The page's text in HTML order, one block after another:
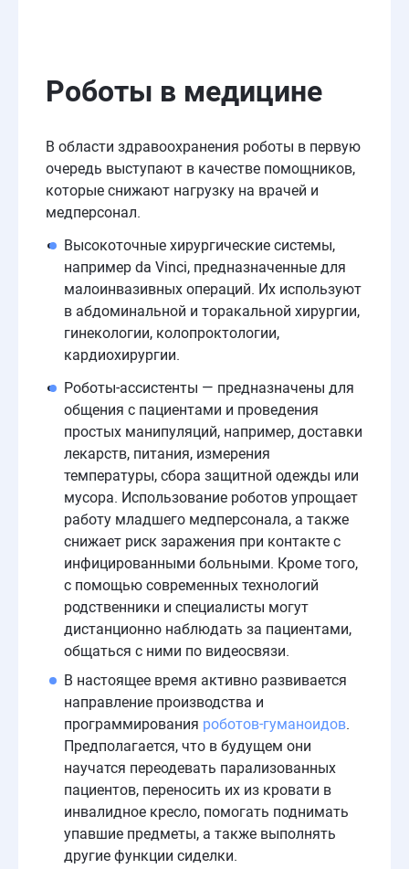
Роботы в медицине
В области здравоохранения роботы в первую
очередь выступают в качестве помощников,
которые снижают нагрузку на врачей и
медперсонал.
Высокоточные хирургические системы,
например da Vinci, предназначенные для
малоинвазивных операций. Их используют
в абдоминальной и торакальной хирургии,
гинекологии, колопроктологии,
кардиохирургии.
Роботы-ассистенты — предназначены для
общения с пациентами и проведения
простых манипуляций, например, доставки
лекарств, питания, измерения
температуры, сбора защитной одежды или
мусора. Использование роботов упрощает
работу младшего медперсонала, а также
снижает риск заражения при контакте с
инфицированными больными. Кроме того,
с помощью современных технологий
родственники и специалисты могут
дистанционно наблюдать за пациентами,
общаться с ними по видеосвязи.
В настоящее время активно развивается
направление производства и
программирования роботов-гуманоидов.
Предполагается, что в будущем они
научатся переодевать парализованных
пациентов, переносить их из кровати в
инвалидное кресло, помогать поднимать
упавшие предметы, а также выполнять
другие функции сиделки.